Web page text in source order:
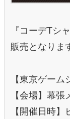
『コーデT
販売となりま
【東京ゲーム
【会場】幕張
【開催日時】